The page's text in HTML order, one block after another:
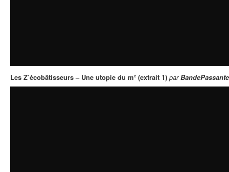
Les Z’écobâtisseurs – Une utopie du m² (extrait 1) parBandePassante